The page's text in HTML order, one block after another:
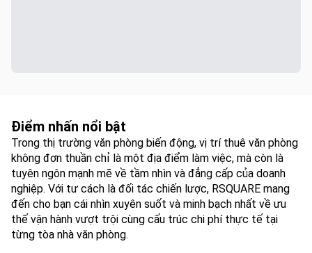
Điểm nhấn nổi bật
Trong thị trường văn phòng biến động, vị trí thuê văn phòng
không đơn thuần chỉ là một địa điểm làm việc, mà còn là
tuyên ngôn mạnh mẽ về tầm nhìn và đẳng cấp của doanh
nghiệp. Với tư cách là đối tác chiến lược, RSQUARE mang
đến cho bạn cái nhìn xuyên suốt và minh bạch nhất về ưu
thế vận hành vượt trội cùng cấu trúc chi phí thực tế tại
từng tòa nhà văn phòng.